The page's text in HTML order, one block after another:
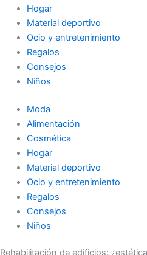
Hogar
Material deportivo
Ocio y entretenimiento
Regalos
Consejos
Niños
Moda
Alimentación
Cosmética
Hogar
Material deportivo
Ocio y entretenimiento
Regalos
Consejos
Niños
Rehabilitación de edificios: